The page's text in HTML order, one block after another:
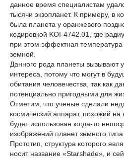
данное время специалистам
тысячи экзопланет. К примеру, в
была планета у оранжевого
кодировкой KOI-4742.01, где
при этом эффектная температура
земной.
Данного рода планеты вызывают
интереса, потому что могут в
обитания человечества, так как
потенциально пригодными для
Отметим, что ученые сделали
космический аппарат, похожий на
будет использован когда-то
изображений планет земного
Прототип, структура которого
носит название «Starshade», и